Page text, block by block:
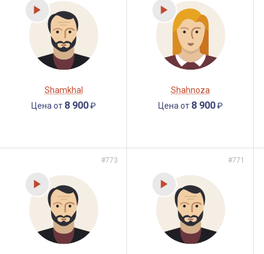
Shamkhal
Цена от 8 900₽
Shahnoza
Цена от 8 900₽
#773 #771